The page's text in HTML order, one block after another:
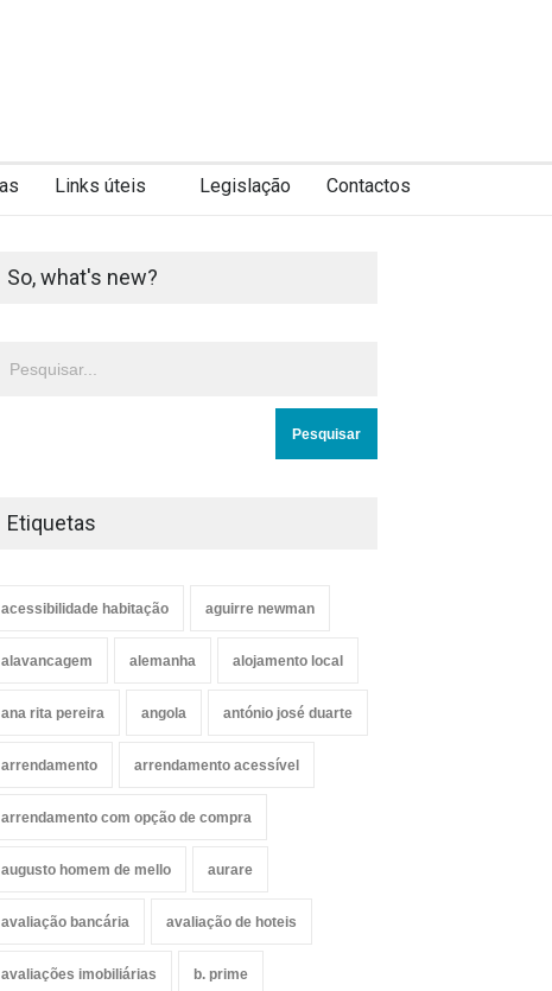
Links úteis Legislação Contactos
So, what's new?
Etiquetas
acessibilidade habitação aguirre newman
alavancagem alemanha alojamento local
ana rita pereira angola antónio josé duarte
arrendamento arrendamento acessível
arrendamento com opção de compra
augusto homem de mello aurare
avaliação bancária avaliação de hoteis
avaliações imobiliárias b. prime